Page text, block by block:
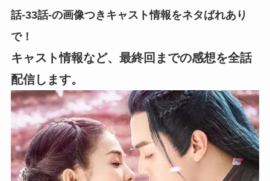
話-33話-の画像つきキャスト情報をネタばれあり
で！
キャスト情報など、最終回までの感想を全話
配信します。